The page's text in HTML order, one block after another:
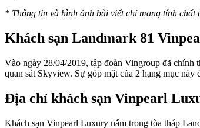
* Thông tin và hình ảnh bài viết chỉ mang tính
Khách sạn Landmark 81
Vào ngày 28/04/2019, tập đoàn Vingroup đã chính
quan sát Skyview. Sự góp mặt của 2 hạng mục
Địa chỉ khách sạn Vinpearl
Khách sạn Vinpearl Luxury nằm trong tòa tháp